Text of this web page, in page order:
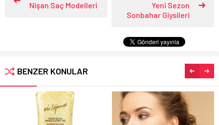
Nişan Saç Modelleri
Yeni Sezon
Sonbahar Giysileri
BENZER KONULAR